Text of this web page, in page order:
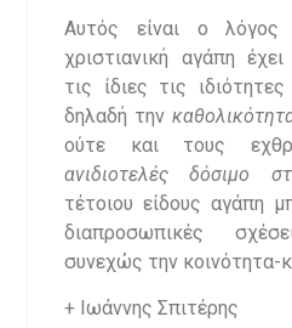
Αυτός είναι ο
χριστιανική αγάπη
τις ίδιες τις
δηλαδή την
ούτε και τους
ανιδιοτελές δόσιμο
τέτοιου είδους αγάπη
διαπροσωπικές
συνεχώς την κοινότητα-
+ Ιωάννης Σπιτέρης